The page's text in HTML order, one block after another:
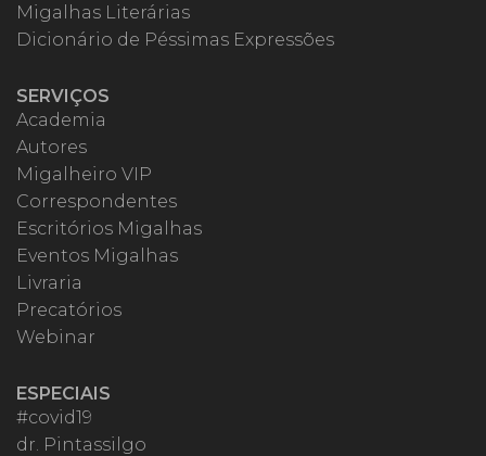
Migalhas Literárias
Dicionário de Péssimas Expressões
SERVIÇOS
Academia
Autores
Migalheiro VIP
Correspondentes
Escritórios Migalhas
Eventos Migalhas
Livraria
Precatórios
Webinar
ESPECIAIS
#covid19
dr. Pintassilgo